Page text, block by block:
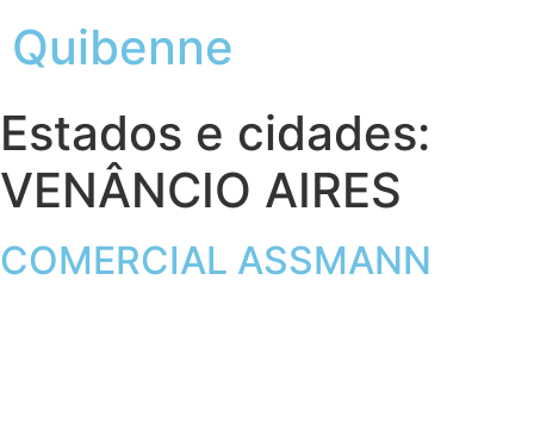
Quibenne
Estados e cidades:
VENÂNCIO AIRES
COMERCIAL ASSMANN